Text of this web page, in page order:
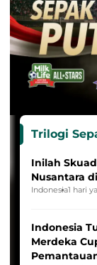
Trilogi
Inilah
Nusantara
Indonesia1 hari
Indonesia
Merdeka